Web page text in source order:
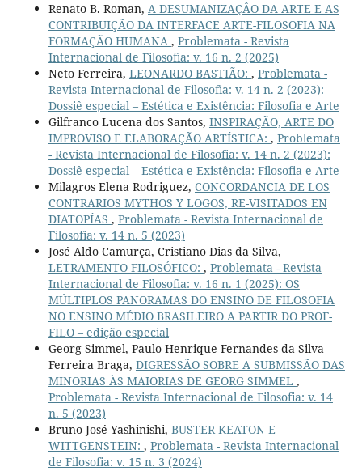
Renato B. Roman, A DESUMANIZAÇÂO DA ARTE E AS
CONTRIBUIÇÃO DA INTERFACE ARTE-FILOSOFIA NA
FORMAÇÃO HUMANA , Problemata - Revista
Internacional de Filosofia: v. 16 n. 2 (2025)
Neto Ferreira, LEONARDO BASTIÃO: , Problemata -
Revista Internacional de Filosofia: v. 14 n. 2 (2023):
Dossiê especial – Estética e Existência: Filosofia e Arte
Gilfranco Lucena dos Santos, INSPIRAÇÃO, ARTE DO
IMPROVISO E ELABORAÇÃO ARTÍSTICA: , Problemata
- Revista Internacional de Filosofia: v. 14 n. 2 (2023):
Dossiê especial – Estética e Existência: Filosofia e Arte
Milagros Elena Rodriguez, CONCORDANCIA DE LOS
CONTRARIOS MYTHOS Y LOGOS, RE-VISITADOS EN
DIATOPÍAS , Problemata - Revista Internacional de
Filosofia: v. 14 n. 5 (2023)
José Aldo Camurça, Cristiano Dias da Silva,
LETRAMENTO FILOSÓFICO: , Problemata - Revista
Internacional de Filosofia: v. 16 n. 1 (2025): OS
MÚLTIPLOS PANORAMAS DO ENSINO DE FILOSOFIA
NO ENSINO MÉDIO BRASILEIRO A PARTIR DO PROF-
FILO – edição especial
Georg Simmel, Paulo Henrique Fernandes da Silva
Ferreira Braga, DIGRESSÃO SOBRE A SUBMISSÃO DAS
MINORIAS ÀS MAIORIAS DE GEORG SIMMEL ,
Problemata - Revista Internacional de Filosofia: v. 14
n. 5 (2023)
Bruno José Yashinishi, BUSTER KEATON E
WITTGENSTEIN: , Problemata - Revista Internacional
de Filosofia: v. 15 n. 3 (2024)